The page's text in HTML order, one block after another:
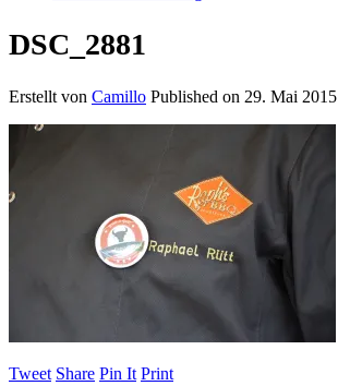
DSC_2881
Erstellt von Camillo Published on 29. Mai 2015
Tweet Share Pin It Print